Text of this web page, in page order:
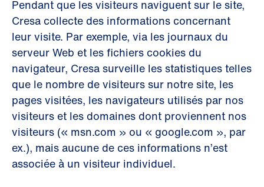
Pendant que les visiteurs naviguent sur le site,
Cresa collecte des informations concernant
leur visite. Par exemple, via les journaux du
serveur Web et les fichiers cookies du
navigateur, Cresa surveille les statistiques telles
que le nombre de visiteurs sur notre site, les
pages visitées, les navigateurs utilisés par nos
visiteurs et les domaines dont proviennent nos
visiteurs (« msn.com » ou « google.com », par
ex.), mais aucune de ces informations n’est
associée à un visiteur individuel.